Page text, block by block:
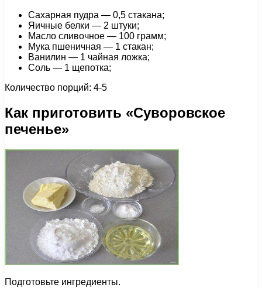
Сахарная пудра — 0,5 стакана;
Яичные белки — 2 штуки;
Масло сливочное — 100 грамм;
Мука пшеничная — 1 стакан;
Ванилин — 1 чайная ложка;
Соль — 1 щепотка;
Количество порций: 4-5
Как приготовить «Суворовское
печенье»
Подготовьте ингредиенты.